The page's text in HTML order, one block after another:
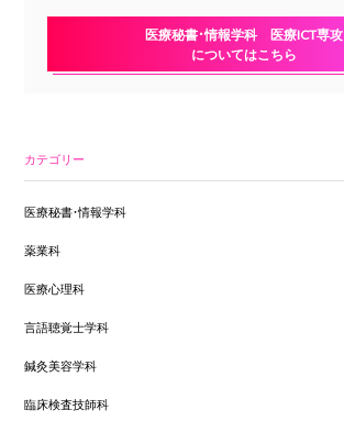
医療秘書・情報学科 医療ICT専攻
についてはこちら
カテゴリー
医療秘書・情報学科
薬業科
医療心理科
言語聴覚士学科
鍼灸美容学科
臨床検査技師科